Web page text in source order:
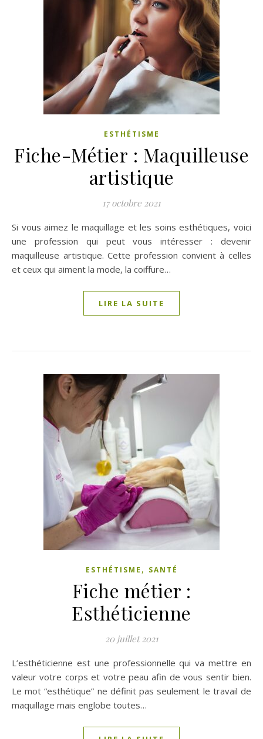
ESTHÉTISME
Fiche-Métier : Maquilleuse
artistique
17 octobre 2021
Si vous aimez le maquillage et les soins esthétiques, voici
une profession qui peut vous intéresser : devenir
maquilleuse artistique. Cette profession convient à celles
et ceux qui aiment la mode, la coiffure…
LIRE LA SUITE
ESTHÉTISME , SANTÉ
Fiche métier :
Esthéticienne
20 juillet 2021
L’esthéticienne est une professionnelle qui va mettre en
valeur votre corps et votre peau afin de vous sentir bien.
Le mot “esthétique” ne définit pas seulement le travail de
maquillage mais englobe toutes…